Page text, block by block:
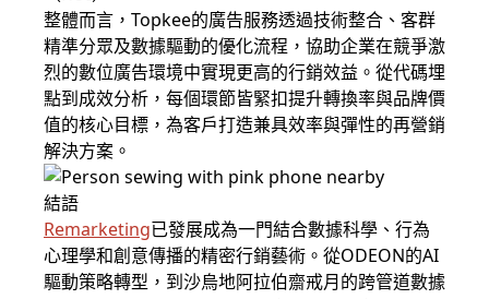
整體而言，Topkee的廣告服務透過技術整合、客群
精準分眾及數據驅動的優化流程，協助企業在競爭激
烈的數位廣告環境中實現更高的行銷效益。從代碼埋
點到成效分析，每個環節皆緊扣提升轉換率與品牌價
值的核心目標，為客戶打造兼具效率與彈性的再營銷
解決方案。
結語
Remarketing已發展成為一門結合數據科學、行為
心理學和創意傳播的精密行銷藝術。從ODEON的AI
驅動策略轉型，到沙烏地阿拉伯齋戒月的跨管道數據